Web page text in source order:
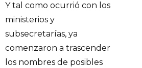
Y tal como ocurrió con los
ministerios y
subsecretarías, ya
comenzaron a trascender
los nombres de posibles